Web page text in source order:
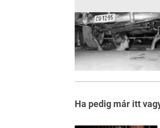
Ha pedig már itt